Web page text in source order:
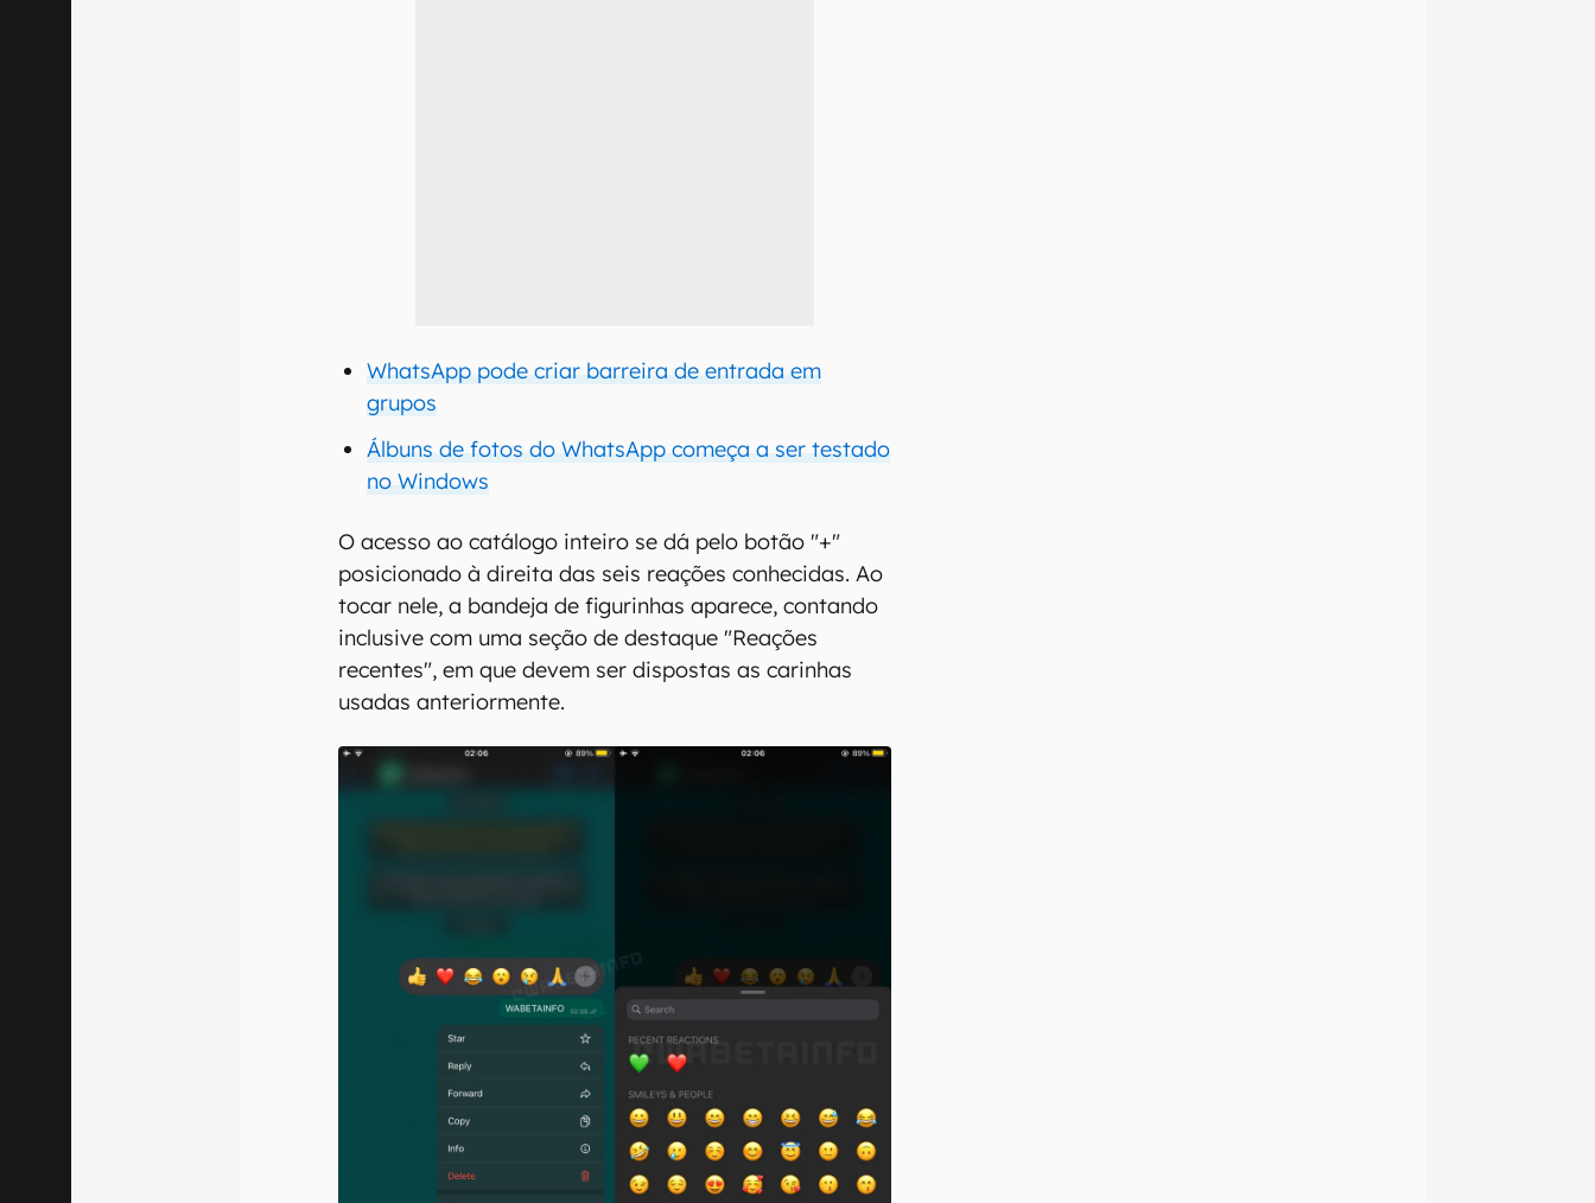
WhatsApp pode criar barreira de entrada em
grupos
Álbuns de fotos do WhatsApp começa a ser testado
no Windows
O acesso ao catálogo inteiro se dá pelo botão "+"
posicionado à direita das seis reações conhecidas. Ao
tocar nele, a bandeja de figurinhas aparece, contando
inclusive com uma seção de destaque "Reações
recentes", em que devem ser dispostas as carinhas
usadas anteriormente.